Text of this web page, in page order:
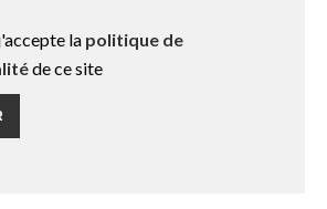
la politique de
de ce site